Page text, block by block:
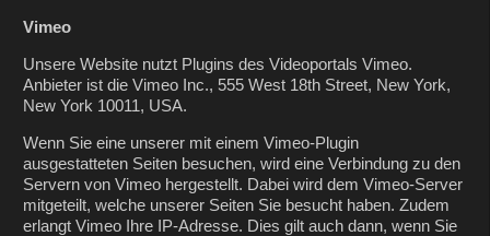
Vimeo
Unsere Website nutzt Plugins des Videoportals Vimeo.
Anbieter ist die Vimeo Inc., 555 West 18th Street, New York,
New York 10011, USA.
Wenn Sie eine unserer mit einem Vimeo-Plugin
ausgestatteten Seiten besuchen, wird eine Verbindung zu den
Servern von Vimeo hergestellt. Dabei wird dem Vimeo-Server
mitgeteilt, welche unserer Seiten Sie besucht haben. Zudem
erlangt Vimeo Ihre IP-Adresse. Dies gilt auch dann, wenn Sie